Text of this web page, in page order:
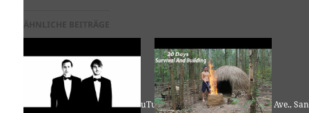
Für die Nutzung von YouTube (YouTube, LLC, 901 Cherry Ave., San